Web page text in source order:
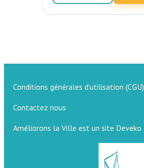
Conditions générales d’utilisation (CGU)
Contactez nous
Améliorons la Ville est un site Deveko